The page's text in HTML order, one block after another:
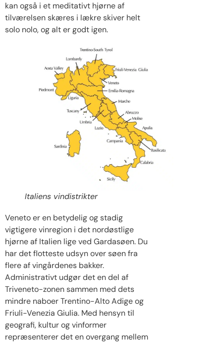
kan også i et meditativt hjørne af
tilværelsen skæres i lækre skiver helt
solo nolo, og alt er godt igen.
Italiens vindistrikter
Veneto er en betydelig og stadig
vigtigere vinregion i det nordøstlige
hjørne af Italien lige ved Gardasøen. Du
har det flotteste udsyn over søen fra
flere af vingårdenes bakker.
Administrativt udgør det en del af
Triveneto-zonen sammen med dets
mindre naboer Trentino-Alto Adige og
Friuli-Venezia Giulia. Med hensyn til
geografi, kultur og vinformer
repræsenterer det en overgang mellem